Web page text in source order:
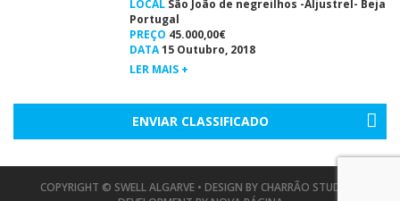
LOCAL São João de negreilhos -Aljustrel- Beja
Portugal
PREÇO 45.000,00€
DATA15 Outubro, 2018
LER MAIS +
ENVIAR CLASSIFICADO
COPYRIGHT © SWELL ALGARVE • DESIGN BY CHARRÃO STUDIO